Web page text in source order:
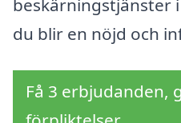
beskärningstjänster
du blir en nöjd och
Få 3 erbjudanden,